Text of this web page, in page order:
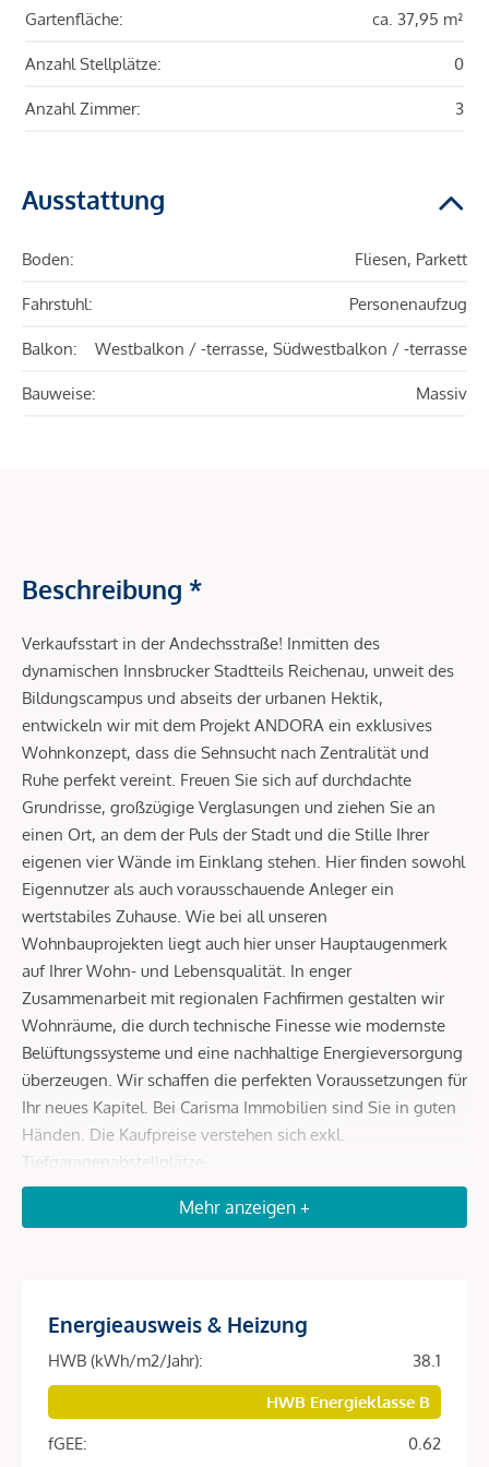
Gartenfläche: ca. 37,95 m²
Anzahl Stellplätze: 0
Anzahl Zimmer: 3
Ausstattung
Boden: Fliesen, Parkett
Fahrstuhl: Personenaufzug
Balkon: Westbalkon / -terrasse, Südwestbalkon / -terrasse
Bauweise: Massiv
Beschreibung *
Verkaufsstart in der Andechsstraße! Inmitten des
dynamischen Innsbrucker Stadtteils Reichenau, unweit des
Bildungscampus und abseits der urbanen Hektik,
entwickeln wir mit dem Projekt ANDORA ein exklusives
Wohnkonzept, dass die Sehnsucht nach Zentralität und
Ruhe perfekt vereint. Freuen Sie sich auf durchdachte
Grundrisse, großzügige Verglasungen und ziehen Sie an
einen Ort, an dem der Puls der Stadt und die Stille Ihrer
eigenen vier Wände im Einklang stehen. Hier finden sowohl
Eigennutzer als auch vorausschauende Anleger ein
wertstabiles Zuhause. Wie bei all unseren
Wohnbauprojekten liegt auch hier unser Hauptaugenmerk
auf Ihrer Wohn- und Lebensqualität. In enger
Zusammenarbeit mit regionalen Fachfirmen gestalten wir
Wohnräume, die durch technische Finesse wie modernste
Belüftungssysteme und eine nachhaltige Energieversorgung
überzeugen. Wir schaffen die perfekten Voraussetzungen für
Ihr neues Kapitel. Bei Carisma Immobilien sind Sie in guten
Händen. Die Kaufpreise verstehen sich exkl.
Tiefgaragenabstellplätze.
+ 15 exklusive Wohneinheiten von 30 bis 68 m² + Kompakte
Grundrisse mit optimierter Raumnutzung für moderne
Wohneinheit + Echtholzparkett kombiniert mit komfortabler
Fußbodenheizung + Großformatige Feinsteinzeugfliesen
und hochwertige Sanitärausstattung + Dezentrale
Komfortlüftung für ein perfektes Raumklima + Photovoltaik
am Dach und Fernwärmeanschluss für nachhaltige Effizienz
Mehr anzeigen +
Energieausweis & Heizung
HWB (kWh/m2/Jahr):
38.1
HWB Energieklasse B
fGEE:
0.62